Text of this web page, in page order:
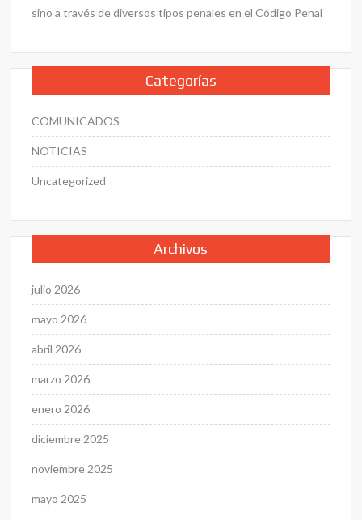
sino a través de diversos tipos penales en el Código Penal
Categorías
COMUNICADOS
NOTICIAS
Uncategorized
Archivos
julio 2026
mayo 2026
abril 2026
marzo 2026
enero 2026
diciembre 2025
noviembre 2025
mayo 2025